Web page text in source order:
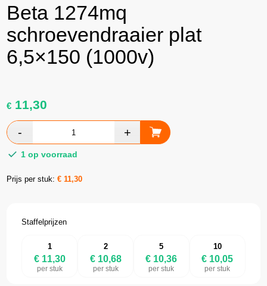
Beta 1274mq
schroevendraaier plat
6,5×150 (1000v)
€ 11,30
1 op voorraad
Prijs per stuk:€11,30
Staffelprijzen
1
€ 11,30
per stuk
2
€ 10,68
per stuk
5
€ 10,36
per stuk
10
€ 10,05
per stuk